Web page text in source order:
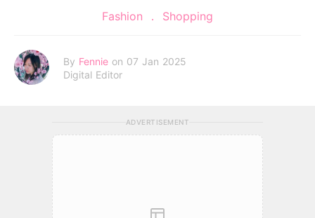
Fashion Shopping
By Fennie on 07 Jan 2025
Digital Editor
ADVERTISEMENT